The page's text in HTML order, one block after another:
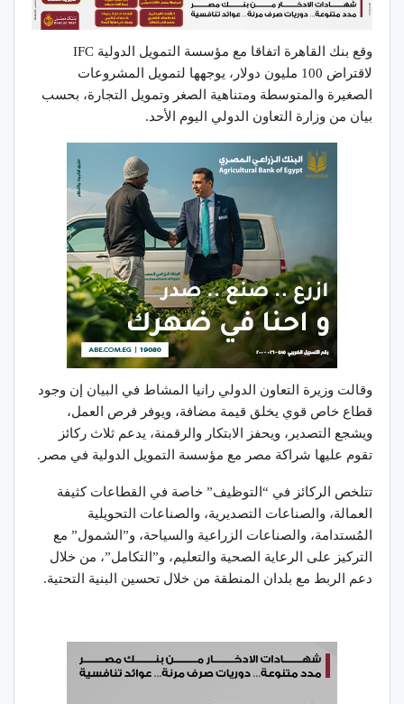
وقع بنك القاهرة اتفاقا مع مؤسسة التمويل الدولية IFC
لاقتراض 100 مليون دولار، يوجهها لتمويل المشروعات
الصغيرة والمتوسطة ومتناهية الصغر وتمويل التجارة، بحسب
بيان من وزارة التعاون الدولي اليوم الأحد.
وقالت وزيرة التعاون الدولي رانيا المشاط في البيان إن وجود
قطاع خاص قوي يخلق قيمة مضافة، ويوفر فرص العمل،
ويشجع التصدير، ويحفز الابتكار والرقمنة، يدعم ثلاث ركائز
تقوم عليها شراكة مصر مع مؤسسة التمويل الدولية في مصر.
تتلخص الركائز في “التوظيف” خاصة في القطاعات كثيفة
العمالة، والصناعات التصديرية، والصناعات التحويلية
المُستدامة، والصناعات الزراعية والسياحة، و”الشمول” مع
التركيز على الرعاية الصحية والتعليم، و”التكامل”، من خلال
دعم الربط مع بلدان المنطقة من خلال تحسين البنية التحتية.